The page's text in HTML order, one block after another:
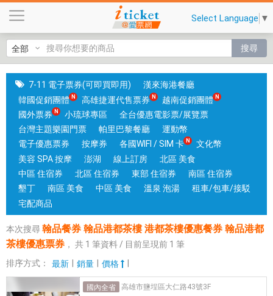
餐
券
翰
品
港
都
茶
樓
港
都
茶
優
惠
餐
翰
品
Select Language ▼
搜尋
7-11 電子票券(可即買即用)
漢來海港餐廳
韓國促銷團體
高雄捷運代售票券
越南促銷團體
國外票券
小琉球專區
全台優惠電影票/展覽票
台灣主題樂園門票
帕里巴黎餐廳
運動幣
電子優惠票券
按摩券 各國WIFI / SIM 卡
文化幣
美容 SPA 按摩
澎湖 線上訂房
北區 美食
中區 住宿券
北區 住宿券 東部 住宿券
南區 住宿券
墾丁
南區 美食 中區 美食 溫泉 泡湯
租車/包車/接駁
宅配商品
本次搜尋 翰品餐券 翰品港都茶樓 港都茶樓優惠餐券 翰品港都
茶樓優惠票券 ， 共 1 筆資料 / 目前呈現前 1 筆
排序方式：
最新 銷量 價格
國內全省 高雄市鹽埕區大仁路43號3F